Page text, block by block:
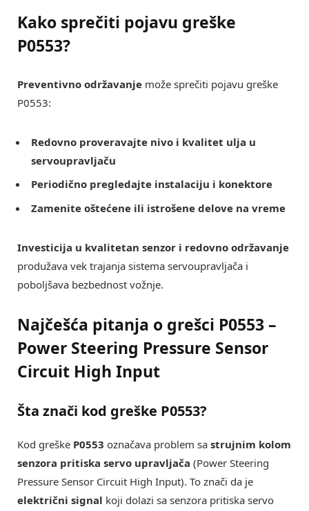
Kako sprečiti pojavu greške
P0553?
Preventivno održavanje može sprečiti pojavu greške
P0553:
Redovno proveravajte nivo i kvalitet ulja u
servoupravljaču
Periodično pregledajte instalaciju i konektore
Zamenite oštećene ili istrošene delove na vreme
Investicija u kvalitetan senzor i redovno održavanje
produžava vek trajanja sistema servoupravljača i
poboljšava bezbednost vožnje.
Najčešća pitanja o grešci P0553 –
Power Steering Pressure Sensor
Circuit High Input
Šta znači kod greške P0553?
Kod greške P0553 označava problem sa strujnim kolom
senzora pritiska servo upravljača (Power Steering
Pressure Sensor Circuit High Input). To znači da je
električni signal koji dolazi sa senzora pritiska servo